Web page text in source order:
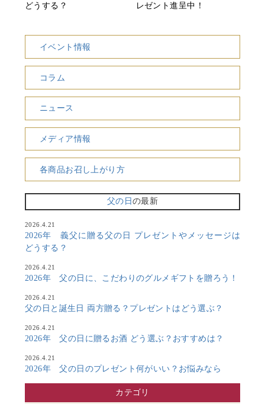
どうする？
レゼント進呈中！
イベント情報
コラム
ニュース
メディア情報
各商品お召し上がり方
父の日 の最新
2026.4.21
2026年 義父に贈る父の日 プレゼントやメッセージは
どうする？
2026.4.21
2026年 父の日に、こだわりのグルメギフトを贈ろう！
2026.4.21
父の日と誕生日 両方贈る？プレゼントはどう選ぶ？
2026.4.21
2026年 父の日に贈るお酒 どう選ぶ？おすすめは？
2026.4.21
2026年 父の日のプレゼント何がいい？お悩みなら
カテゴリ